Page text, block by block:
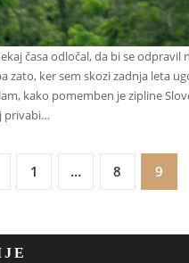
časa odločal, da bi se odpravil
zato, ker sem skozi zadnja leta
kako pomemben je zipline
privabi…
1 … 8 9